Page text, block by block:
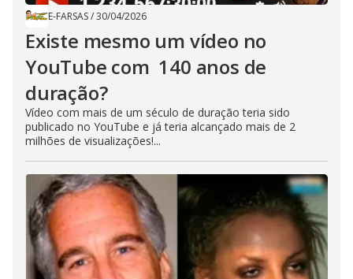
E-FARSAS/30/04/2026
Existe mesmo um vídeo no
YouTube com 140 anos de
duração?
Vídeo com mais de um século de duração teria sido
publicado no YouTube e já teria alcançado mais de 2
milhões de visualizações!...